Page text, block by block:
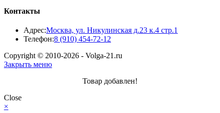
Контакты
Адрес:Москва, ул. Никулинская д.23 к.4 стр.1
Телефон:8 (910) 454-72-12
вашем
Copyright © 2010-2026 - Volga-21.ru
Закрыть меню
Товар добавлен!
Close
×